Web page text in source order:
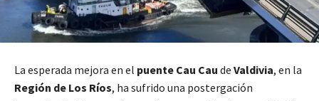
La esperada mejora en el puente Cau Cau de Valdivia, en la
Región de Los Ríos, ha sufrido una postergación